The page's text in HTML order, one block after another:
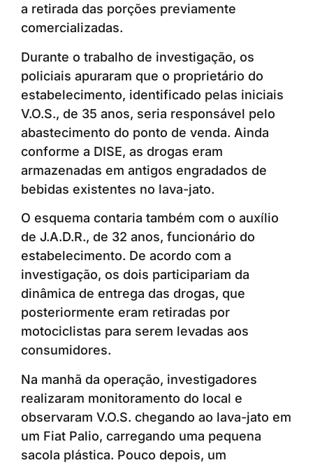
a retirada das porções previamente
comercializadas.
Durante o trabalho de investigação, os
policiais apuraram que o proprietário do
estabelecimento, identificado pelas iniciais
V.O.S., de 35 anos, seria responsável pelo
abastecimento do ponto de venda. Ainda
conforme a DISE, as drogas eram
armazenadas em antigos engradados de
bebidas existentes no lava-jato.
O esquema contaria também com o auxílio
de J.A.D.R., de 32 anos, funcionário do
estabelecimento. De acordo com a
investigação, os dois participariam da
dinâmica de entrega das drogas, que
posteriormente eram retiradas por
motociclistas para serem levadas aos
consumidores.
Na manhã da operação, investigadores
realizaram monitoramento do local e
observaram V.O.S. chegando ao lava-jato em
um Fiat Palio, carregando uma pequena
sacola plástica. Pouco depois, um